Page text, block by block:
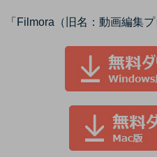
「Filmora（旧名：動画編集